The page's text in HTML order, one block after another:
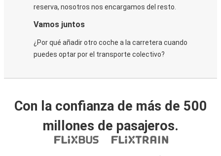
reserva, nosotros nos encargamos del resto.
Vamos juntos
¿Por qué añadir otro coche a la carretera cuando
puedes optar por el transporte colectivo?
Con la confianza de más de 500
millones de pasajeros.